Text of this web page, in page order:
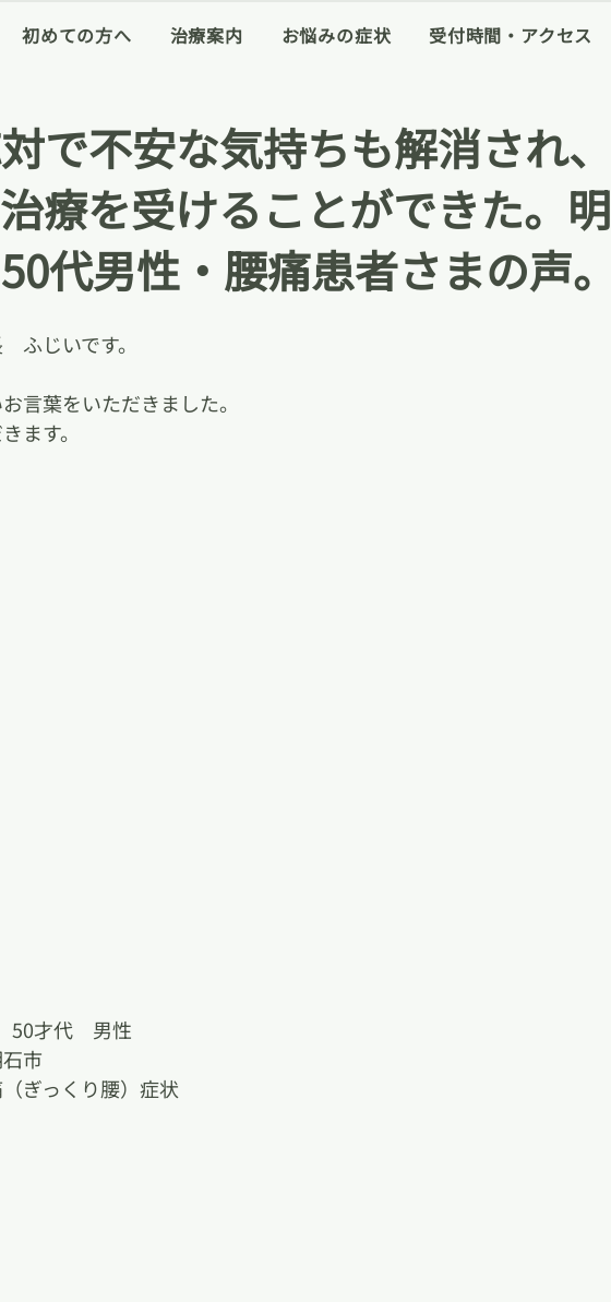
初めての方へ 治療案内 お悩みの症状 受付時間・アクセス
で不安な気持ちも解消され、
療を受けることができた。明
代男性・腰痛患者さまの声。
ふじいです。
言葉をいただきました。
ます。
50才代　男性
市
ぎっくり腰）症状